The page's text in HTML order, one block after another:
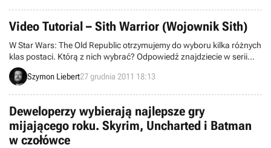
Video Tutorial – Sith Warrior (Wojownik Sith)
W Star Wars: The Old Republic otrzymujemy do wyboru kilka różnych
klas postaci. Którą z nich wybrać? Odpowiedź znajdziecie w serii
filmików przybliżających charakter, styl walki, umiejętności i cechy
każdego z bohaterów. Sprawdźmy, co potrafi jeden z najbardziej
Szymon Liebert27 grudnia 2011 18:13
Deweloperzy wybierają najlepsze gry
mijającego roku. Skyrim, Uncharted i Batman
w czołówce